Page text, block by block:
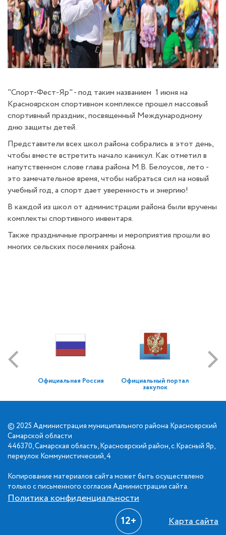
"Спорт-Фест-Яр" - под таким названием 1 июня на
Красноярском спортивном комплексе прошел массовый
спортивный праздник, посвященный Международному
дню защиты детей.
Представители всех школ района собрались в этот день,
чтобы вместе встретить начало каникул. Как отметил в
напутственном слове глава района М.В. Белоусов, лето -
это замечательное время, чтобы набраться сил на новый
учебный год, а спорт дает уверенность и энергию!
В каждой из школ от администрации района были вручены
комплекты спортивного инвентаря.
Также праздничные программы и мероприятия прошли во
многих сельских поселениях района.
Официальная Россия Официальный портал
закупок
© 2025 Администрация муниципального района Красноярский
Самарской области
446370, Самарская область, Красноярский район, с.Красный Яр,
переулок Коммунистический, 4
Копирование материалов сайта может быть осуществлено
только с письменного согласия Администрации сайта.
Политика конфиденциальности
12+ Карта сайта